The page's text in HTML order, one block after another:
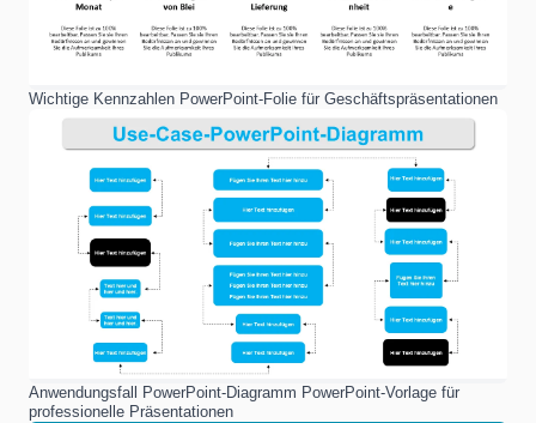
Wichtige Kennzahlen PowerPoint-Folie für Geschäftspräsentationen
Anwendungsfall PowerPoint-Diagramm PowerPoint-Vorlage für
professionelle Präsentationen